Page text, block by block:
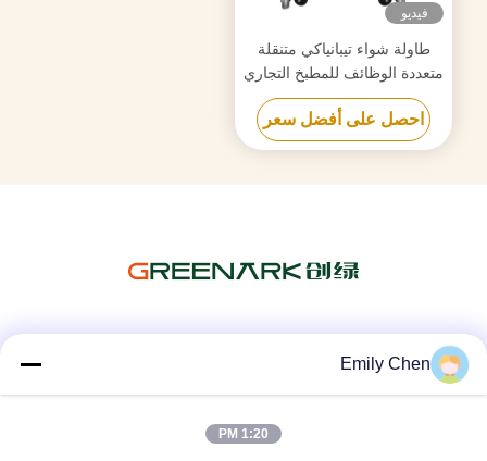
فيديو
طاولة شواء تيبانياكي متنقلة
متعددة الوظائف للمطبخ التجاري
مع فرن مزدوج
احصل على أفضل سعر
Emily Chen
1:20 PM